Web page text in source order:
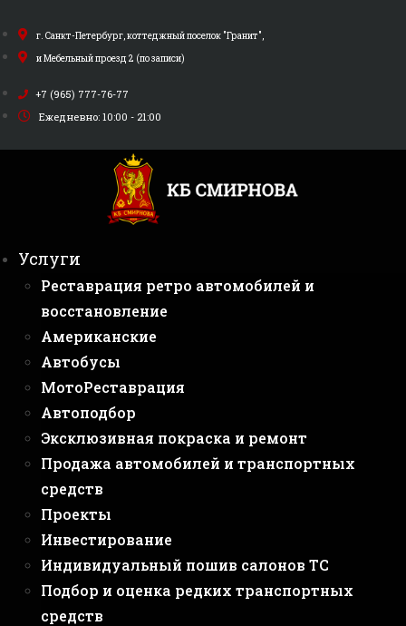
к
содержимому
г. Санкт-Петербург, коттеджный поселок "Гранит",
и Мебельный проезд 2 (по записи)
+7 (965) 777-76-77
Ежедневно: 10:00 - 21:00
Услуги
Реставрация ретро автомобилей и
восстановление
Американские
Автобусы
МотоРеставрация
Автоподбор
Эксклюзивная покраска и ремонт
Продажа автомобилей и транспортных
средств
Проекты
Инвестирование
Индивидуальный пошив салонов ТС
Подбор и оценка редких транспортных
средств